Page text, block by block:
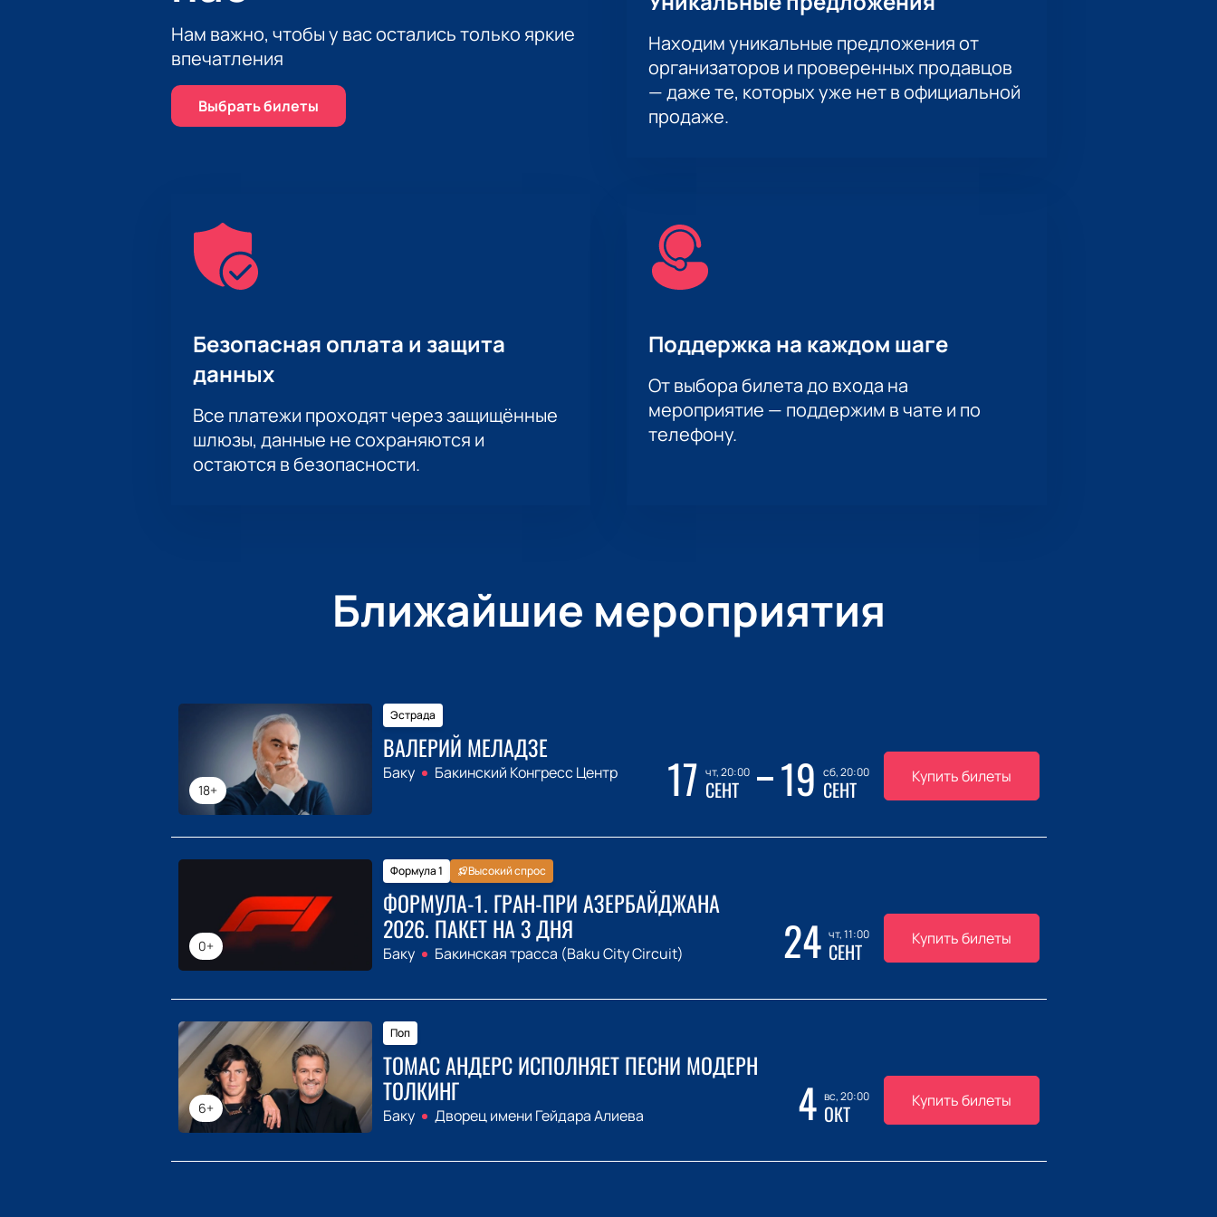
Нам важно, чтобы у вас остались только яркие
впечатления
Выбрать билеты
Находим уникальные предложения от
организаторов и проверенных продавцов
— даже те, которых уже нет в официальной
продаже.
Безопасная оплата и защита
данных
Все платежи проходят через защищённые
шлюзы, данные не сохраняются и
остаются в безопасности.
Поддержка на каждом шаге
От выбора билета до входа на
мероприятие — поддержим в чате и по
телефону.
Ближайшие мероприятия
18+
Эстрада
ВАЛЕРИЙ МЕЛАДЗЕ
Баку Бакинский Конгресс Центр 17 чт, 20:00
СЕНТ 19 сб, 20:00
СЕНТ Купить билеты
0+
Формула 1 Высокий спрос
ФОРМУЛА-1. ГРАН-ПРИ АЗЕРБАЙДЖАНА
2026. ПАКЕТ НА 3 ДНЯ
Баку Бакинская трасса (Baku City Circuit) 24 чт, 11:00
СЕНТ Купить билеты
6+
Поп
ТОМАС АНДЕРС ИСПОЛНЯЕТ ПЕСНИ МОДЕРН
ТОЛКИНГ
Баку Дворец имени Гейдара Алиева 4 вс, 20:00
ОКТ Купить билеты